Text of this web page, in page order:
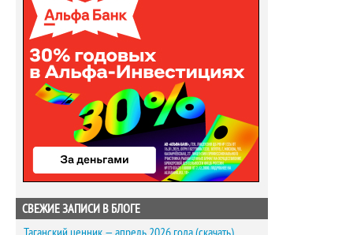
СВЕЖИЕ ЗАПИСИ В БЛОГЕ
Таганский ценник — апрель 2026 года (скачать)